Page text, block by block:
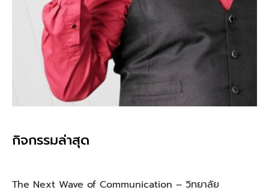
กิจกรรมล่าสุด
The Next Wave of Communication – วิทยาลัย